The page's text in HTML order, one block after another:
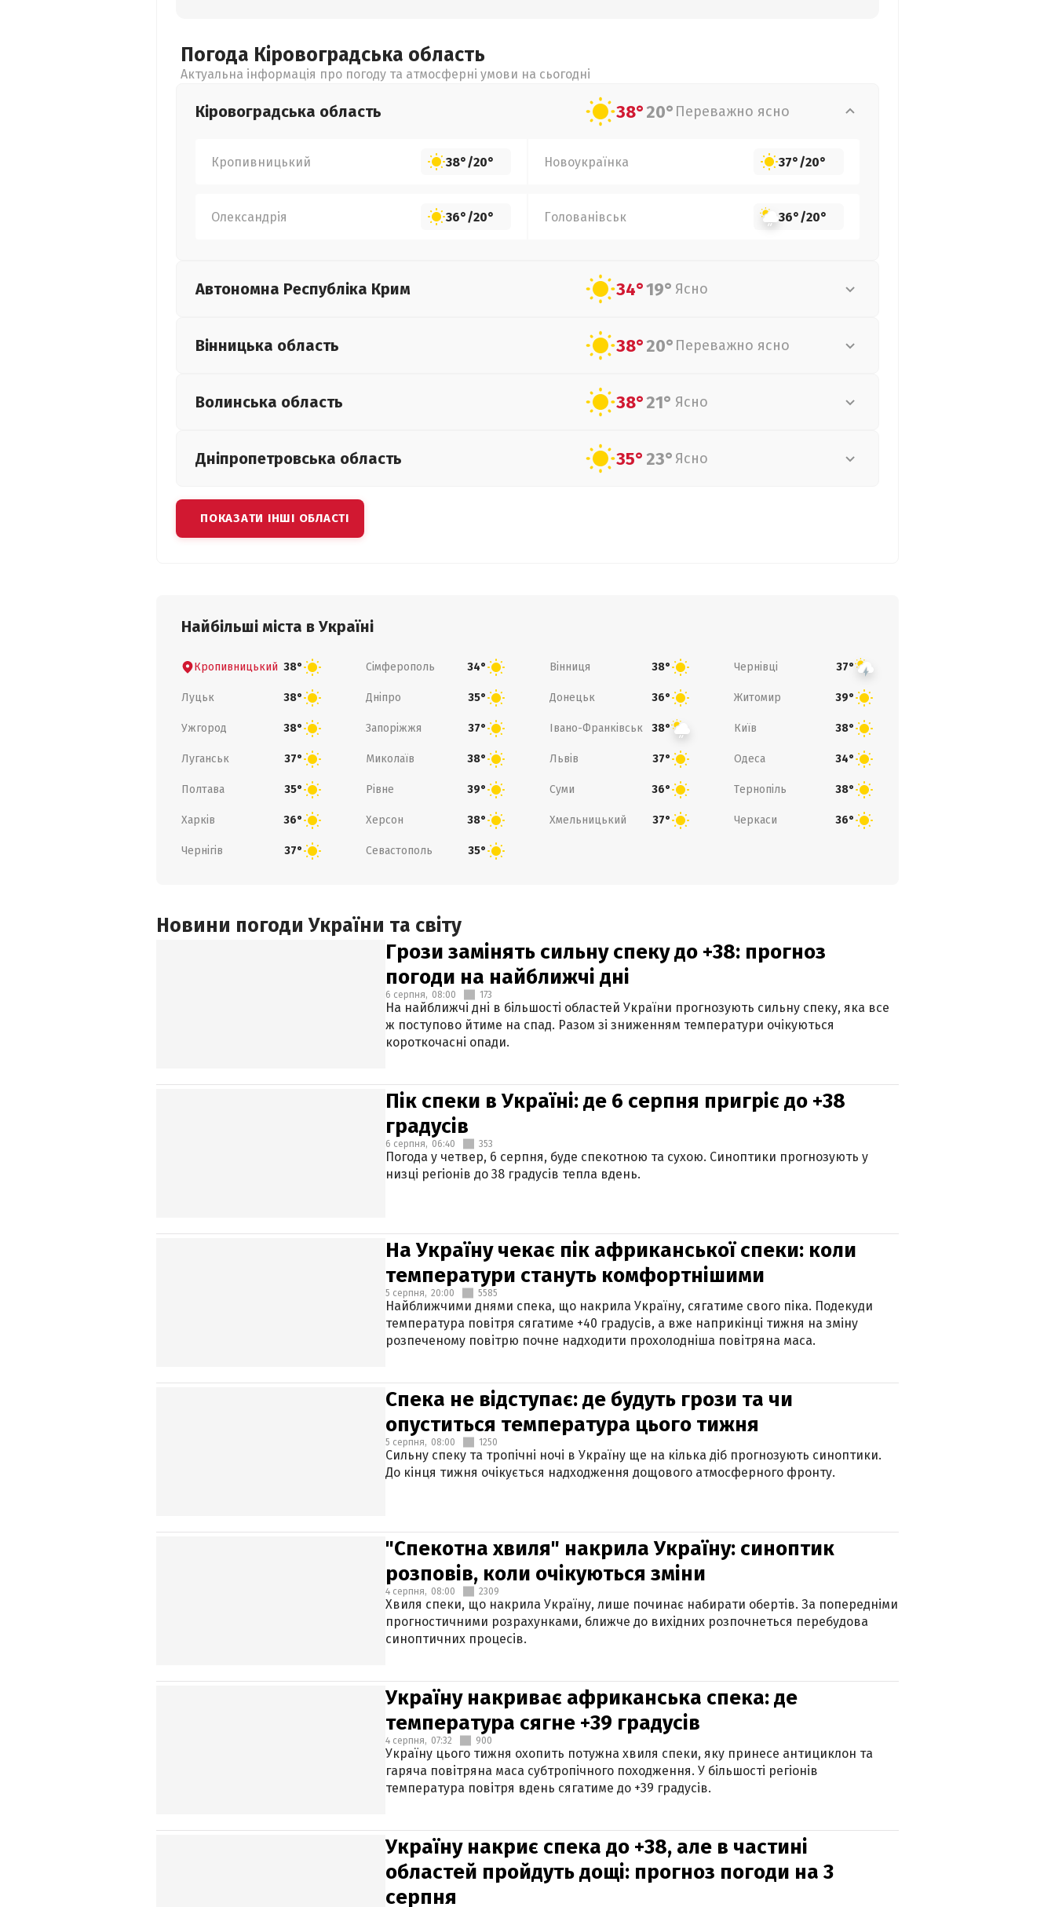
Погода Кіровоградська область
Актуальна інформація про погоду та атмосферні умови на сьогодні
Кіровоградська область 38°20° Переважно ясно
Кропивницький 38°/20° Новоукраїнка 37°/20°
Олександрія 36°/20° Голованівськ 36°/20°
Автономна Республіка Крим 34°19° Ясно
Вінницька область 38°20° Переважно ясно
Волинська область 38°21° Ясно
Дніпропетровська область 35°23° Ясно
ПОКАЗАТИ ІНШІ ОБЛАСТІ
Найбільші міста в Україні
Кропивницький 38° Сімферополь 34° Вінниця 38° Чернівці 37°
Луцьк 38° Дніпро 35° Донецьк 36° Житомир 39°
Ужгород 38° Запоріжжя 37° Івано-Франківськ 38° Київ 38°
Луганськ 37° Миколаїв 38° Львів 37° Одеса 34°
Полтава 35° Рівне 39° Суми 36° Тернопіль 38°
Харків 36° Херсон 38° Хмельницький 37° Черкаси 36°
Чернігів 37° Севастополь 35°
Новини погоди України та світу
Грози замінять сильну спеку до +38: прогноз
погоди на найближчі дні
6 серпня, 08:00 173
На найближчі дні в більшості областей України прогнозують сильну спеку, яка все
ж поступово йтиме на спад. Разом зі зниженням температури очікуються
короткочасні опади.
Пік спеки в Україні: де 6 серпня пригріє до +38
градусів
6 серпня, 06:40 353
Погода у четвер, 6 серпня, буде спекотною та сухою. Синоптики прогнозують у
низці регіонів до 38 градусів тепла вдень.
На Україну чекає пік африканської спеки: коли
температури стануть комфортнішими
5 серпня, 20:00 5585
Найближчими днями спека, що накрила Україну, сягатиме свого піка. Подекуди
температура повітря сягатиме +40 градусів, а вже наприкінці тижня на зміну
розпеченому повітрю почне надходити прохолодніша повітряна маса.
Спека не відступає: де будуть грози та чи
опуститься температура цього тижня
5 серпня, 08:00 1250
Сильну спеку та тропічні ночі в Україну ще на кілька діб прогнозують синоптики.
До кінця тижня очікується надходження дощового атмосферного фронту.
"Спекотна хвиля" накрила Україну: синоптик
розповів, коли очікуються зміни
4 серпня, 08:00 2309
Хвиля спеки, що накрила Україну, лише починає набирати обертів. За попередніми
прогностичними розрахунками, ближче до вихідних розпочнеться перебудова
синоптичних процесів.
Україну накриває африканська спека: де
температура сягне +39 градусів
4 серпня, 07:32 900
Україну цього тижня охопить потужна хвиля спеки, яку принесе антициклон та
гаряча повітряна маса субтропічного походження. У більшості регіонів
температура повітря вдень сягатиме до +39 градусів.
Україну накриє спека до +38, але в частині
областей пройдуть дощі: прогноз погоди на 3
серпня